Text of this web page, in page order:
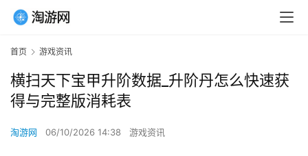
首页 游戏资讯
横扫天下宝甲升阶数据_升阶丹怎么快速获
得与完整版消耗表
淘游网 06/10/2026 14:38 游戏资讯